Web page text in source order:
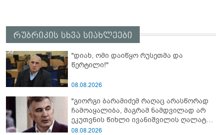
რუბრიკის სხვა სიახლეები
"დიახ, ომი დაიწყო რუსეთმა და
წერტილი!"
08.08.2026
"გიორგი ბარამიძემ რაღაც არასწორად
ჩამოაყალიბა, მაგრამ ნამდვილად არ
ეკუთვნის წიხლი ივანიშვილის ღალატზე
დაფუძნებული დიქტატურის
08.08.2026